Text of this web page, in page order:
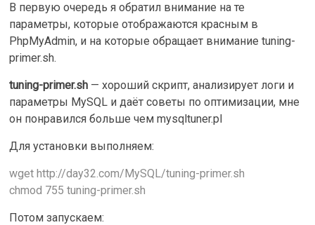
В первую очередь я обратил внимание на те
параметры, которые отображаются красным в
PhpMyAdmin, и на которые обращает внимание tuning-
primer.sh.
tuning-primer.sh — хороший скрипт, анализирует логи и
параметры MySQL и даёт советы по оптимизации, мне
он понравился больше чем mysqltuner.pl
Для установки выполняем:
wget http://day32.com/MySQL/tuning-primer.sh
chmod 755 tuning-primer.sh
Потом запускаем: